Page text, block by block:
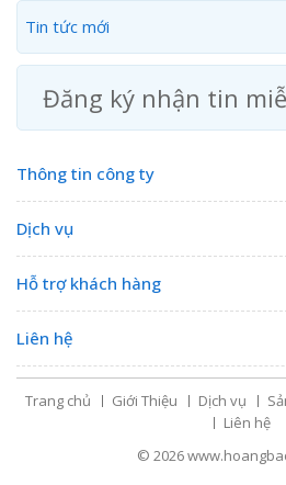
Tin tức mới
Đăng ký nhận tin
Thông tin công ty
Dịch vụ
Hỗ trợ khách hàng
Liên hệ
Trang chủ Giới Thiệu Dịch vụ
Liên hệ
© 2026